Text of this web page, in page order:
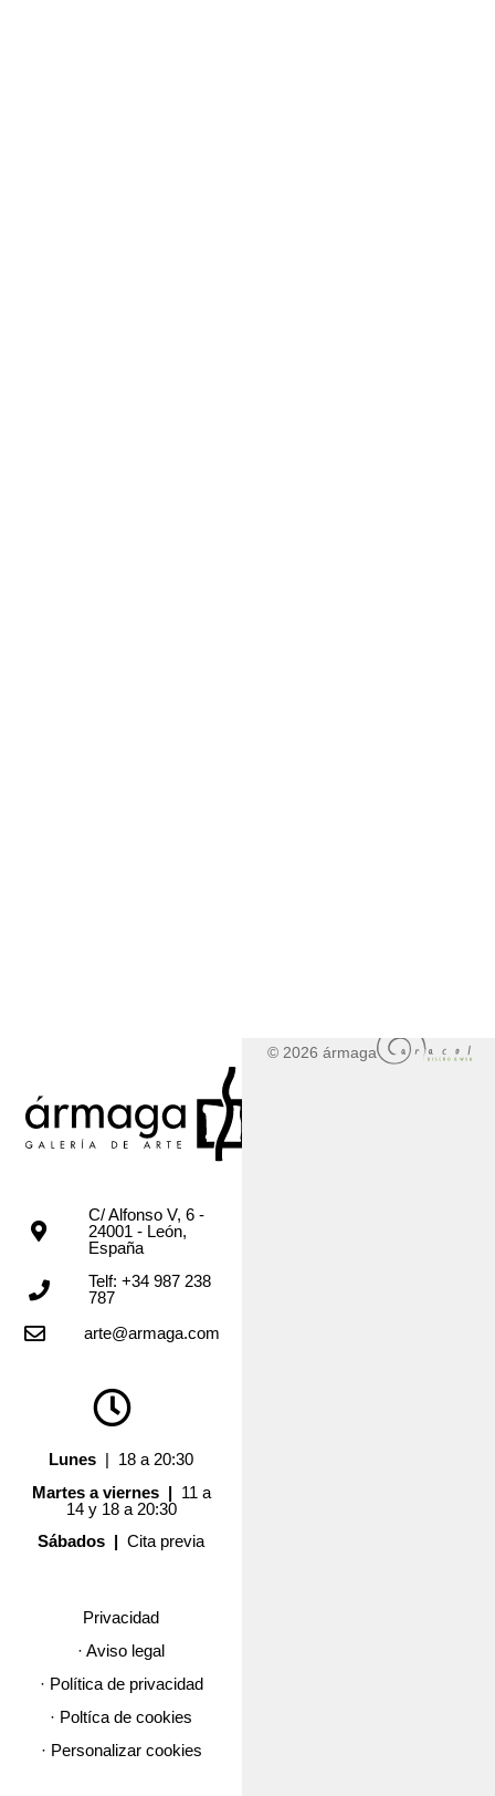
C/ Alfonso V, 6 -
24001 - León,
España
Telf: +34 987 238
787
arte@armaga.com
Lunes | 18 a 20:30
Martes a viernes | 11 a
14 y 18 a 20:30
Sábados |Cita previa
Privacidad
· Aviso legal
· Política de privacidad
· Poltíca de cookies
· Personalizar cookies
© 2026 ármaga